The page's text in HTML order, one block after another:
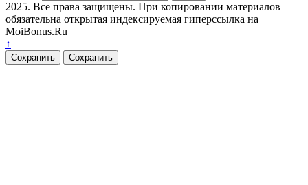
2025. Все права защищены. При копировании материалов
обязательна открытая индексируемая гиперссылка на
MoiBonus.Ru
↑